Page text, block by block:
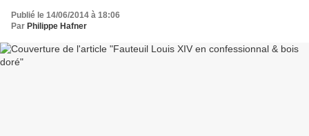
Publié le 14/06/2014 à 18:06
Par Philippe Hafner